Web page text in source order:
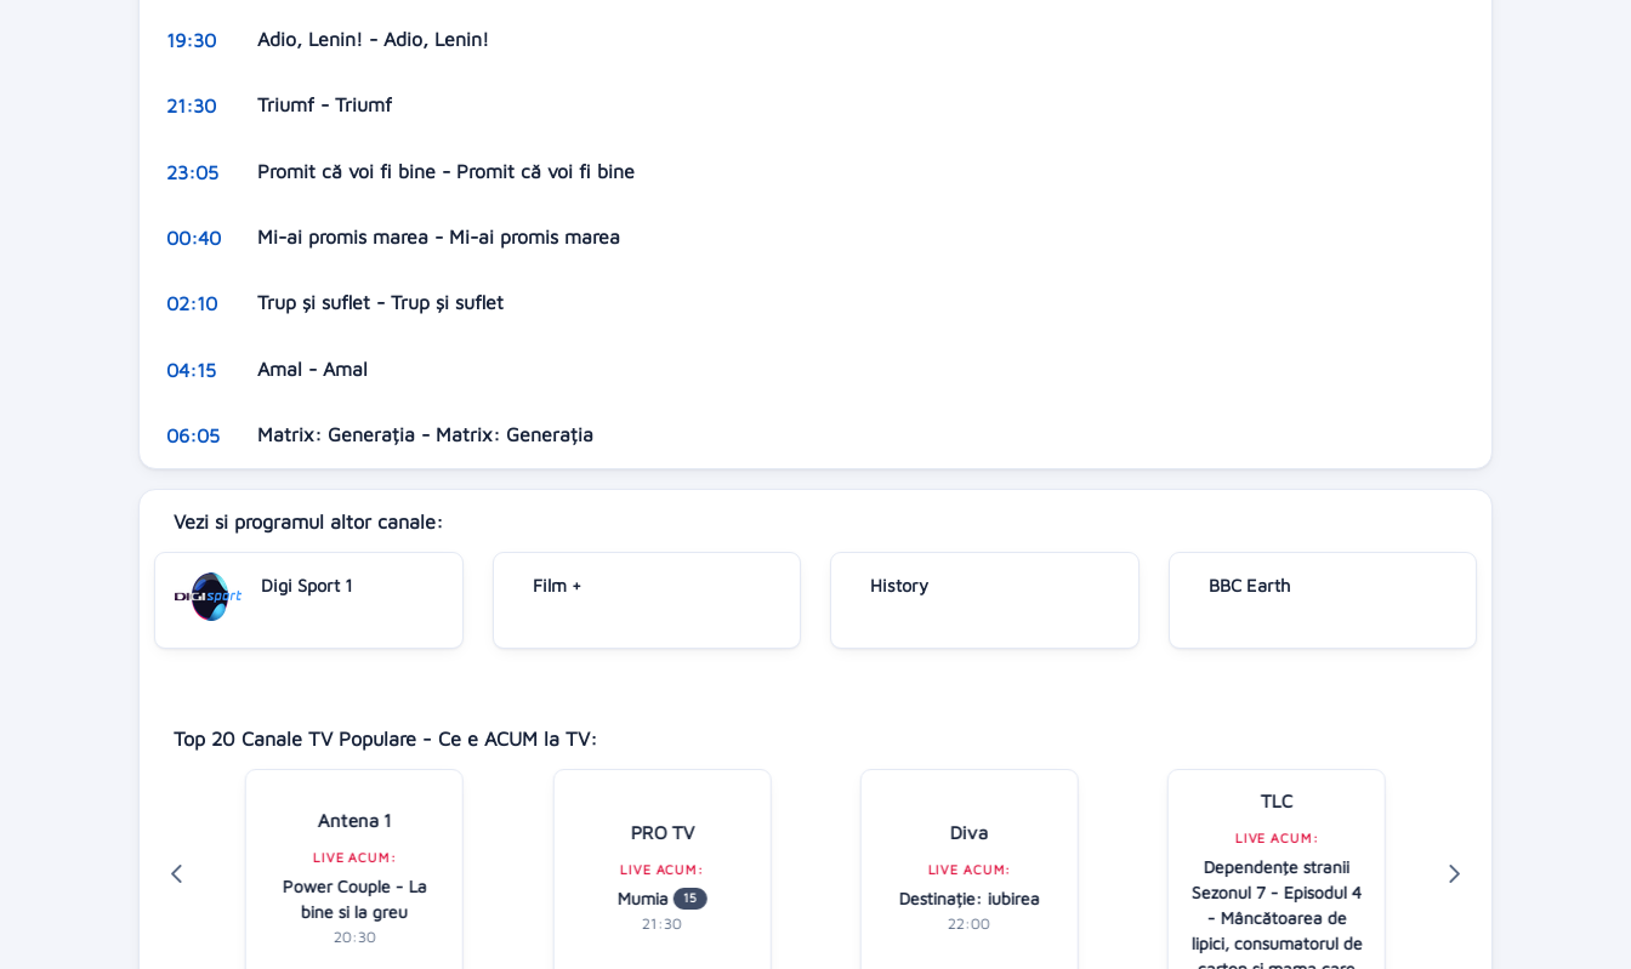
19:30 Adio, Lenin! - Adio, Lenin!
21:30 Triumf - Triumf
23:05 Promit că voi fi bine - Promit că voi fi bine
00:40 Mi-ai promis marea - Mi-ai promis marea
02:10 Trup și suflet - Trup și suflet
04:15 Amal - Amal
06:05 Matrix: Generația - Matrix: Generația
Vezi si programul altor canale:
Digi Sport 1 Film + History BBC Earth
Top 20 Canale TV Populare - Ce e ACUM la TV:
Antena 1
LIVE ACUM:
Power Couple - La
bine si la greu
20:30
PRO TV
LIVE ACUM:
Mumia 15
21:30
Diva
LIVE ACUM:
Destinație: iubirea
22:00
TLC
LIVE ACUM:
Dependenţe stranii
Sezonul 7 - Episodul 4
- Mâncătoarea de
lipici, consumatorul de